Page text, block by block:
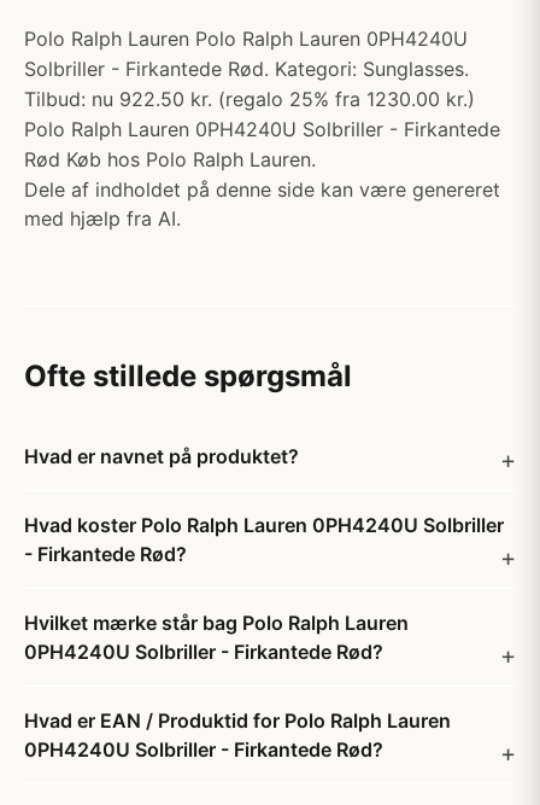
Polo Ralph Lauren Polo Ralph Lauren 0PH4240U
Solbriller - Firkantede Rød. Kategori: Sunglasses.
Tilbud: nu 922.50 kr. (regalo 25% fra 1230.00 kr.)
Polo Ralph Lauren 0PH4240U Solbriller - Firkantede
Rød Køb hos Polo Ralph Lauren.
Dele af indholdet på denne side kan være genereret
med hjælp fra AI.
Ofte stillede spørgsmål
Hvad er navnet på produktet?
Hvad koster Polo Ralph Lauren 0PH4240U Solbriller
- Firkantede Rød?
Hvilket mærke står bag Polo Ralph Lauren
0PH4240U Solbriller - Firkantede Rød?
Hvad er EAN / Produktid for Polo Ralph Lauren
0PH4240U Solbriller - Firkantede Rød?